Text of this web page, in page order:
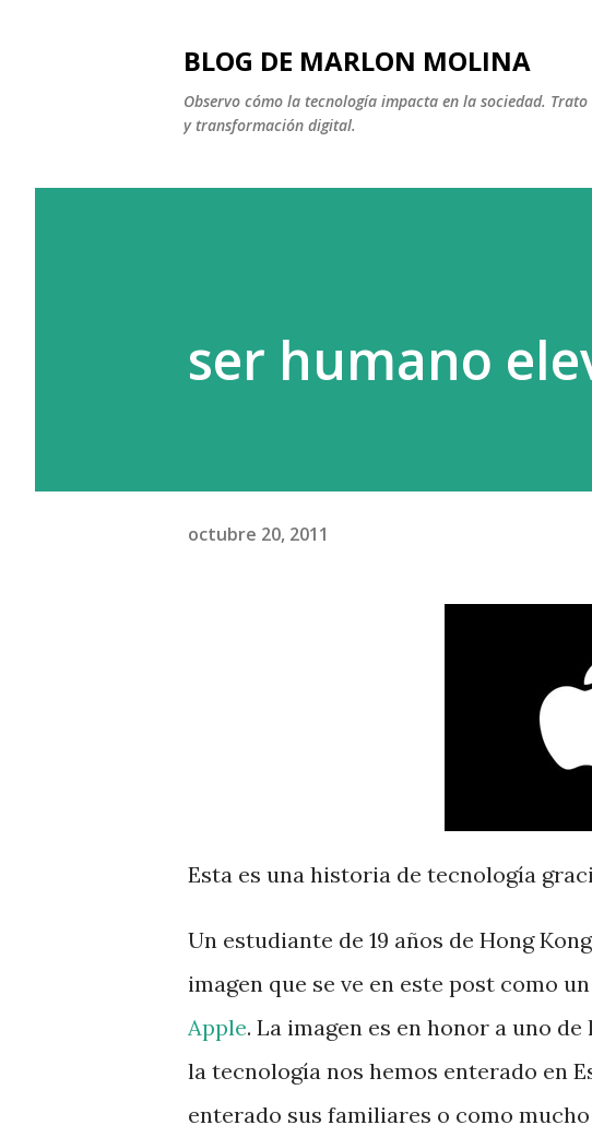
BLOG DE MARLON MOLINA
Observo cómo la tecnología impacta en la sociedad.
y transformación digital.
ser humano
octubre 20, 2011
Esta es una historia de tecnología
Un estudiante de 19 años de Hong
imagen que se ve en este post como
Apple. La imagen es en honor a uno
la tecnología nos hemos enterado en
enterado sus familiares o como